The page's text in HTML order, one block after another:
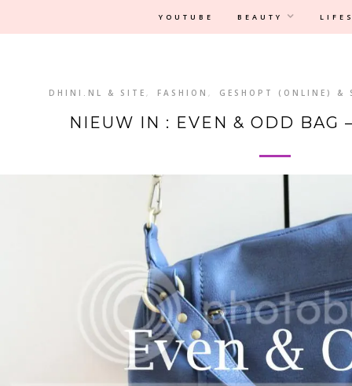
YOUTUBE BEAUTY
Privacyverklaring |Disclaimer
DHINI.NL & SITE , FASHION , GESHOPT (ONLINE) &
NIEUW IN : EVEN & ODD BAG